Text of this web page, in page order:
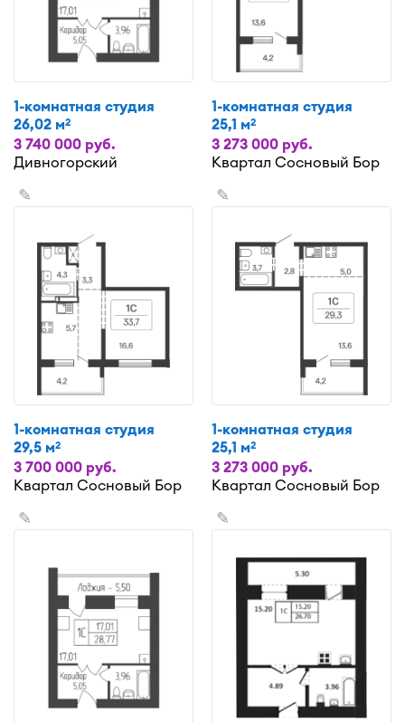
1-комнатная студия
26,02 м2
3 740 000 руб.
Дивногорский
1-комнатная студия
25,1 м2
3 273 000 руб.
Квартал Сосновый Бор
✎
1-комнатная студия
29,5 м2
3 700 000 руб.
Квартал Сосновый Бор
✎
1-комнатная студия
25,1 м2
3 273 000 руб.
Квартал Сосновый Бор
✎ ✎